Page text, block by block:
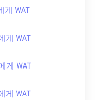
게 WAT
게 WAT
게 WAT
게 WAT